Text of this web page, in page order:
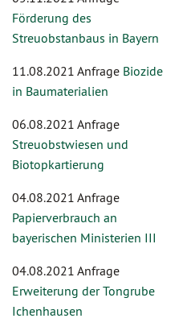
Förderung des
Streuobstanbaus in Bayern
11.08.2021 Anfrage Biozide
in Baumaterialien
06.08.2021 Anfrage
Streuobstwiesen und
Biotopkartierung
04.08.2021 Anfrage
Papierverbrauch an
bayerischen Ministerien III
04.08.2021 Anfrage
Erweiterung der Tongrube
Ichenhausen